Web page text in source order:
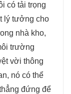
có tải trọng
lý tưởng cho
nhà kho,
trường
vời thông
nó có thể
đứng để